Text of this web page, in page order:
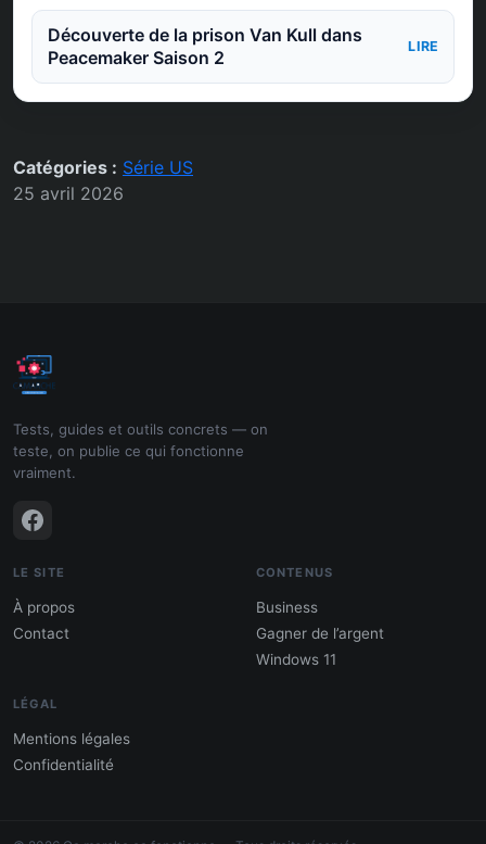
Découverte de la prison Van Kull dans
Peacemaker Saison 2
LIRE
Catégories : Série US
25 avril 2026
Tests, guides et outils concrets — on
teste, on publie ce qui fonctionne
vraiment.
LE SITE
À propos
Contact
CONTENUS
Business
Gagner de l’argent
Windows 11
LÉGAL
Mentions légales
Confidentialité
l'argent